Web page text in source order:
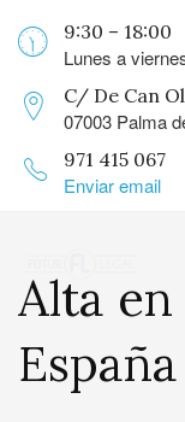
9:30 – 18:00
Lunes a
C/ De Can
07003 Palma
971 415 067
Enviar email
Alta
España